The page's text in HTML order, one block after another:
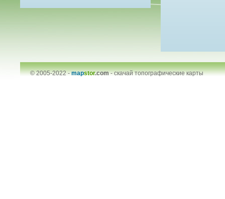
© 2005-2022 -mapstor.com-скачай топографические карты